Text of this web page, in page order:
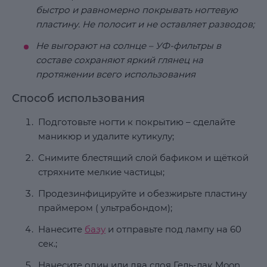
быстро и равномерно покрывать ногтевую
пластину. Не полосит и не оставляет разводов;
Не выгорают на солнце – УФ-фильтры в
составе сохраняют яркий глянец на
протяжении всего использования
Способ использования
Подготовьте ногти к покрытию – сделайте
маникюр и удалите кутикулу;
Снимите блестящий слой бафиком и щёткой
стряхните мелкие частицы;
Продезинфицируйте и обезжирьте пластину
праймером ( ультрабондом);
Нанесите базу и отправьте под лампу на 60
сек.;